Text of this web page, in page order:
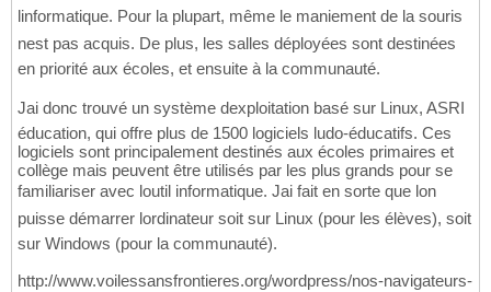
linformatique. Pour la plupart, même le maniement de la souris
nest pas acquis. De plus, les salles déployées sont destinées
en priorité aux écoles, et ensuite à la communauté.
Jai donc trouvé un système dexploitation basé sur Linux, ASRI
éducation, qui offre plus de 1500 logiciels ludo-éducatifs. Ces
logiciels sont principalement destinés aux écoles primaires et
collège mais peuvent être utilisés par les plus grands pour se
familiariser avec loutil informatique. Jai fait en sorte que lon
puisse démarrer lordinateur soit sur Linux (pour les élèves), soit
sur Windows (pour la communauté).
http://www.voilessansfrontieres.org/wordpress/nos-navigateurs-